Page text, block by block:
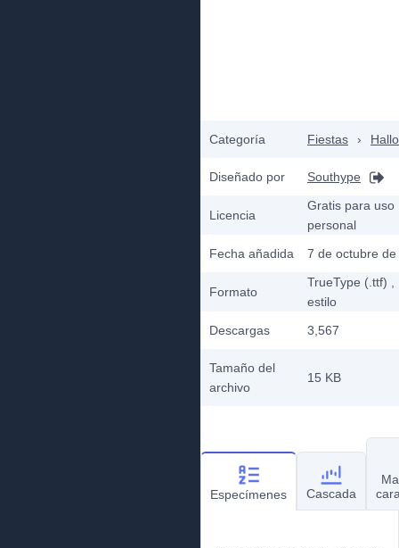
Categoría Fiestas ›
Diseñado por Southype
Licencia
Gratis para uso
personal
Fecha añadida
7 de octubre
Formato
TrueType (.ttf)
estilo
Descargas
3,567
Tamaño del
archivo
15 KB
Especímenes Cascada